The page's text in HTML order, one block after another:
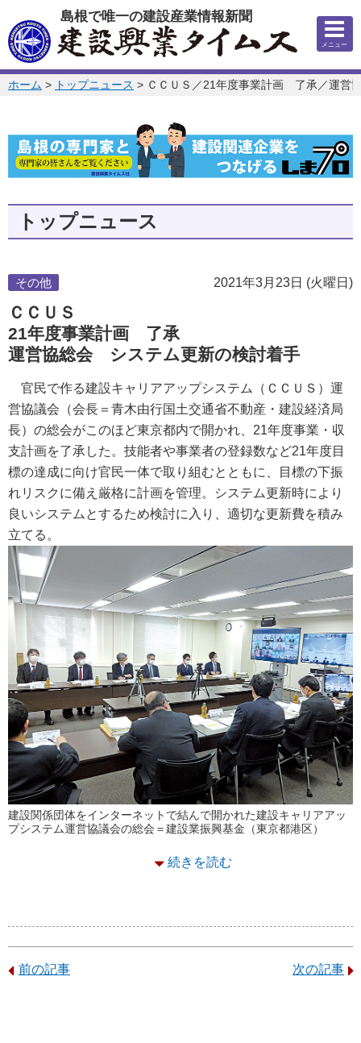
このページの本文へ
島根で唯一の建設産業情報新聞
メニュー
このページの位置:
ホーム > トップニュース > ＣＣＵＳ／21年度事業計画 了承／運営
トップニュース
2021年3月23日 (火曜日)
その他
ＣＣＵＳ
21年度事業計画 了承
運営協総会 システム更新の検討着手
官民で作る建設キャリアアップシステム（ＣＣＵＳ）運
営協議会（会長＝青木由行国土交通省不動産・建設経済局
長）の総会がこのほど東京都内で開かれ、21年度事業・収
支計画を了承した。技能者や事業者の登録数など21年度目
標の達成に向け官民一体で取り組むとともに、目標の下振
れリスクに備え厳格に計画を管理。システム更新時により
良いシステムとするため検討に入り、適切な更新費を積み
立てる。
建設関係団体をインターネットで結んで開かれた建設キャリアアッ
プシステム運営協議会の総会＝建設業振興基金（東京都港区）
続きを読む
前の記事 次の記事